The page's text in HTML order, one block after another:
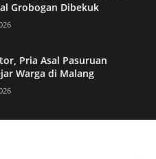
Grobogan Dibekuk
Pria Asal Pasuruan
Warga di Malang